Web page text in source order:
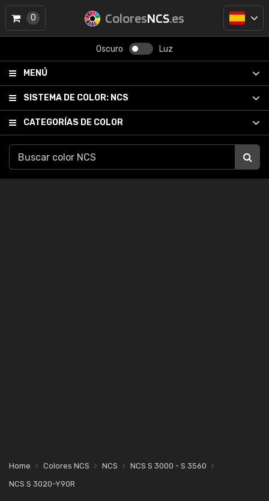
ColoresNCS.es
Oscuro Luz
MENÚ
SISTEMA DE COLOR: NCS
CATEGORÍAS DE COLOR
0
Home Colores NCS NCS
NCS S 3000 - S 3560
NCS S 3020-Y90R